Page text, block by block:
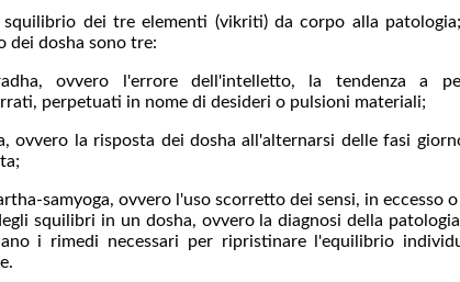
squilibrio dei tre elementi (vikriti) da corpo alla
dei dosha sono tre:
ovvero l'errore dell'intelletto, la tendenza a
perpetuati in nome di desideri o pulsioni materiali;
ovvero la risposta dei dosha all'alternarsi delle fasi
samyoga, ovvero l'uso scorretto dei sensi, in eccesso
squilibri in un dosha, ovvero la diagnosi della
i rimedi necessari per ripristinare l'equilibrio